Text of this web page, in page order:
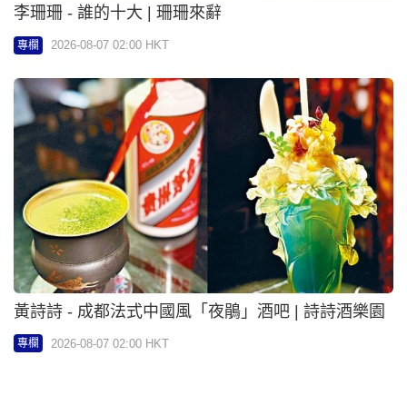
黃詩詩 - 成都法式中國風「夜鵑」酒吧 | 詩詩酒樂園
專欄 2026-08-07 02:00 HKT
胡慧沖 - 一個新行業的出現 | 筆泰沖動